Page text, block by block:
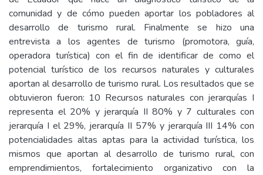
comunidad y de cómo pueden aportar los pobladores al
desarrollo de turismo rural. Finalmente se hizo una
entrevista a los agentes de turismo (promotora, guía,
operadora turística) con el fin de identificar de como el
potencial turístico de los recursos naturales y culturales
aportan al desarrollo de turismo rural. Los resultados que se
obtuvieron fueron: 10 Recursos naturales con jerarquías I
representa el 20% y jerarquía II 80% y 7 culturales con
jerarquía I el 29%, jerarquía II 57% y jerarquía III 14% con
potencialidades altas aptas para la actividad turística, los
mismos que aportan al desarrollo de turismo rural, con
emprendimientos, fortalecimiento organizativo con la